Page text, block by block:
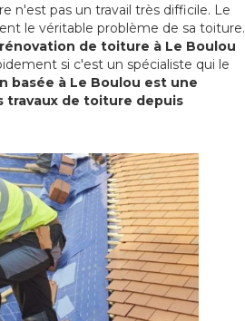
n'est pas un travail très difficile. Le
le véritable problème de sa toiture.
rénovation de toiture à Le Boulou
si c'est un spécialiste qui le
basée à Le Boulou est une
travaux de toiture depuis